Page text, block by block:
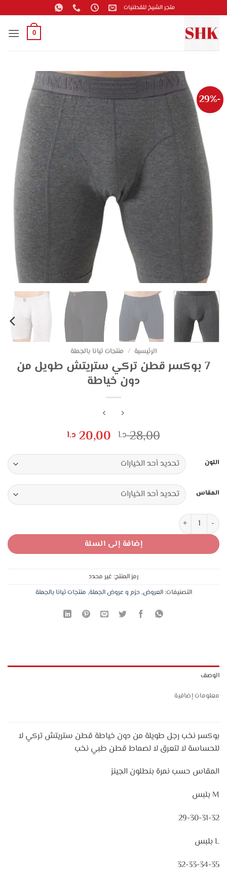
للمحتوى
متجر الشيخ للقطنيات
0
-29%
الرئيسية / منتجات تيانا بالجملة
7 بوكسر قطن تركي ستريتش طويل من
دون خياطة
28,00 د.ا السعر
هو:
28,00 د.ا.
20,00 د.االسعر
هو:
20,00 د.ا.
اللون
المقاس
كمية 7 بوكسر قطن تركي ستريتش طويل من دون خياطة
إضافة إلى السلة
رمز المنتج: غير محدد
التصنيفات:العروض,حزم و عروض الجملة, منتجات تيانا بالجملة
الوصف
معلومات إضافية
بوكسر نخب رجل طويلة من دون خياطة قطن ستريتش تركي لا
للحساسة لا لتعرق لا لصماط قطن طبي نخب
المقاس حسب نمرة بنطلون الجينز
M بلبس
29-30-31-32
L بلبس
32-33-34-35